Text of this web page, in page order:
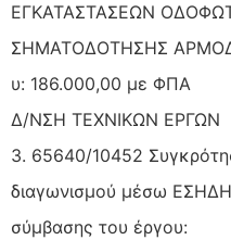
ΕΓΚΑΤΑΣΤΑΣΕΩΝ
ΣΗΜΑΤΟΔΟΤΗΣΗΣ
υ: 186.000,00 με ΦΠΑ
Δ/ΝΣΗ ΤΕΧΝΙΚΩΝ ΕΡΓΩΝ
3. 65640/10452
διαγωνισμού μέσω
σύμβασης του έργου: